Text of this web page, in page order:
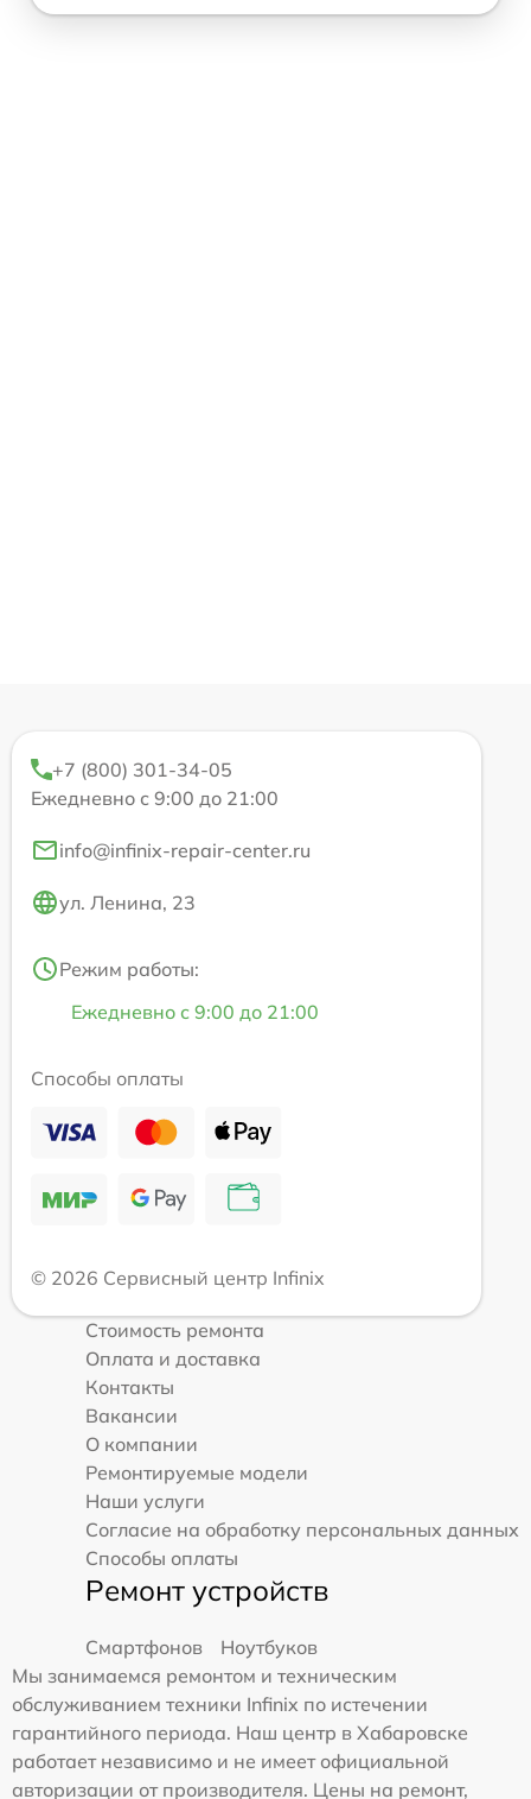
+7 (800) 301-34-05
Ежедневно с 9:00 до 21:00
info@infinix-repair-center.ru
ул. Ленина, 23
Режим работы:
Ежедневно с 9:00 до 21:00
Способы оплаты
© 2026 Сервисный центр Infinix
Стоимость ремонта
Оплата и доставка
Контакты
Вакансии
О компании
Ремонтируемые модели
Наши услуги
Согласие на обработку персональных данных
Способы оплаты
Ремонт устройств
Смартфонов
Ноутбуков
Мы занимаемся ремонтом и техническим
обслуживанием техники Infinix по истечении
гарантийного периода. Наш центр в Хабаровске
работает независимо и не имеет официальной
авторизации от производителя. Цены на ремонт,